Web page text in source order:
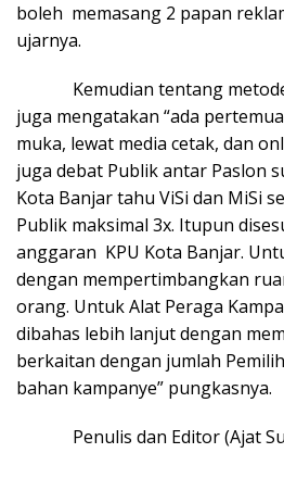
boleh memasang 2 papan
ujarnya.
Kemudian tentang metode
juga mengatakan “ada
muka, lewat media cetak, dan
juga debat Publik antar Paslon
Kota Banjar tahu ViSi dan MiSi
Publik maksimal 3x. Itupun
anggaran KPU Kota Banjar.
dengan mempertimbangkan
orang. Untuk Alat Peraga
dibahas lebih lanjut dengan
berkaitan dengan jumlah
bahan kampanye” pungkasnya.
Penulis dan Editor (Ajat